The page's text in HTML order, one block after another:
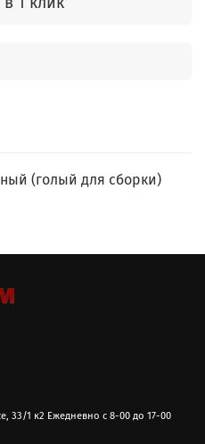
(голый для сборки)
33/1 к2 Ежедневно с 8-00 до 17-00